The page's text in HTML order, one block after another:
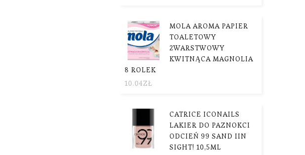
MOLA AROMA PAPIER
TOALETOWY
2WARSTWOWY
KWITNĄCA MAGNOLIA
8 ROLEK
10.04ZŁ
CATRICE ICONAILS
LAKIER DO PAZNOKCI
ODCIEŃ 99 SAND IIN
SIGHT! 10,5ML